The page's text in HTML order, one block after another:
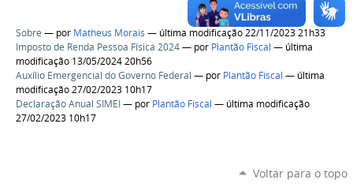
Sobre — por Matheus Morais — última modificação 22/11/2023 21h33
Imposto de Renda Pessoa Física 2024— por Plantão Fiscal — última
modificação 13/05/2024 20h56
Auxílio Emergencial do Governo Federal — por Plantão Fiscal — última
modificação 27/02/2023 10h17
Declaração Anual SIMEI— por Plantão Fiscal — última modificação
27/02/2023 10h17
Voltar para o topo